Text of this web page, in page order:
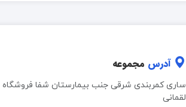
آدرس مجموعه
ساری کمربندی شرقی جنب بیمارستان شفا فروشگاه
لقمانی